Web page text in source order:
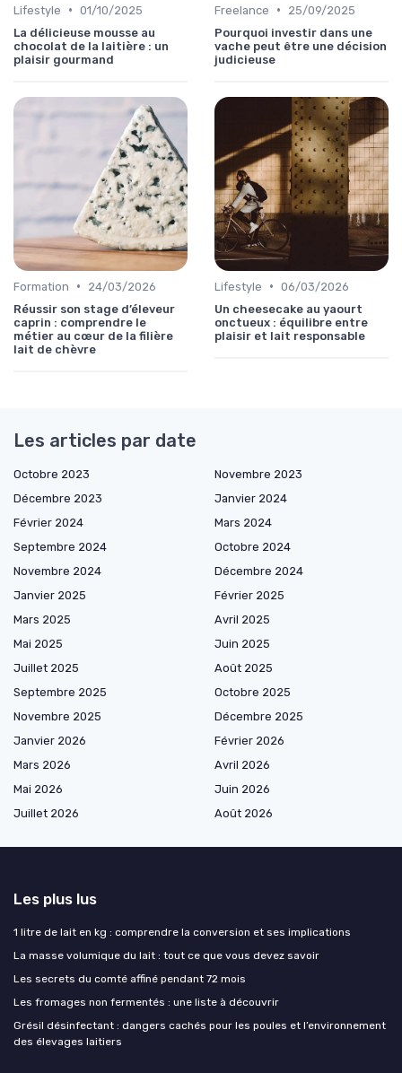
Lifestyle • 01/10/2025
La délicieuse mousse au
chocolat de la laitière : un
plaisir gourmand
Freelance •
25/09/2025
Pourquoi investir dans une
vache peut être une décision
judicieuse
Formation •
24/03/2026
Réussir son stage d’éleveur
caprin : comprendre le
métier au cœur de la filière
lait de chèvre
Lifestyle • 06/03/2026
Un cheesecake au yaourt
onctueux : équilibre entre
plaisir et lait responsable
Les articles par date
Octobre 2023
Novembre 2023
Décembre 2023
Janvier 2024
Février 2024
Mars 2024
Septembre 2024
Octobre 2024
Novembre 2024
Décembre 2024
Janvier 2025
Février 2025
Mars 2025
Avril 2025
Mai 2025
Juin 2025
Juillet 2025
Août 2025
Septembre 2025
Octobre 2025
Novembre 2025
Décembre 2025
Janvier 2026
Février 2026
Mars 2026
Avril 2026
Mai 2026
Juin 2026
Juillet 2026
Août 2026
Les plus lus
1 litre de lait en kg : comprendre la conversion et ses implications
La masse volumique du lait : tout ce que vous devez savoir
Les secrets du comté affiné pendant 72 mois
Les fromages non fermentés : une liste à découvrir
Grésil désinfectant : dangers cachés pour les poules et l’environnement
des élevages laitiers